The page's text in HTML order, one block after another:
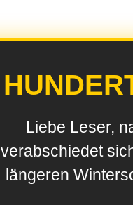
Liebe Leser,
verabschiedet
längeren